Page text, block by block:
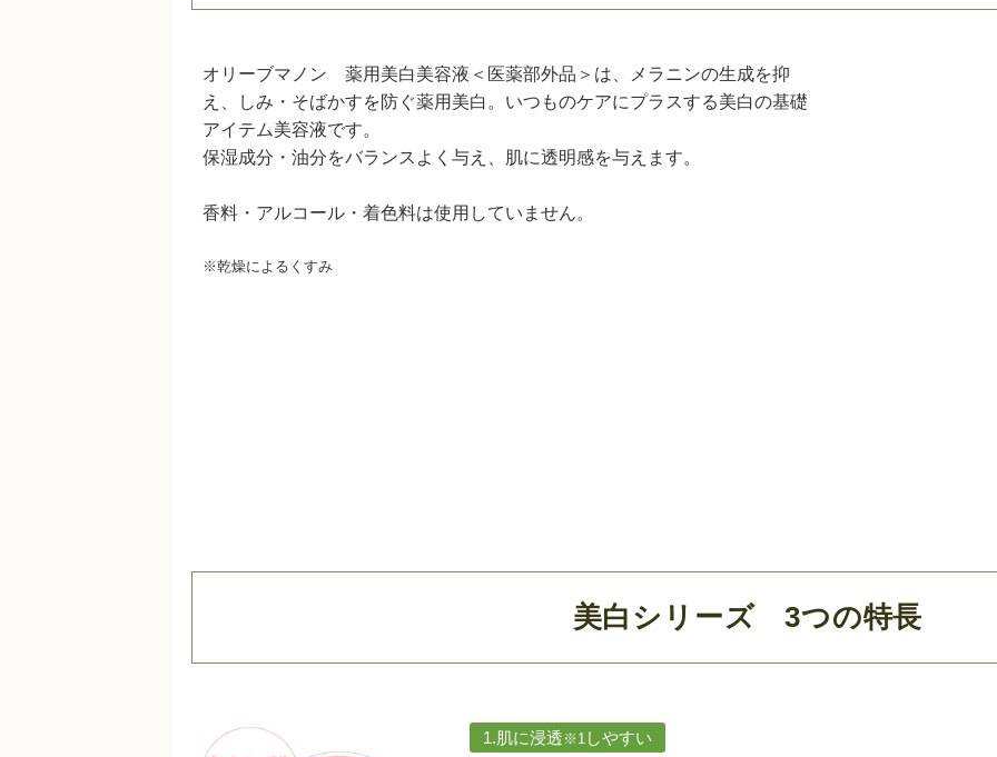
オリーブマノン 薬用美白美容液＜医薬部外品＞は、メラニンの生成を抑
え、しみ・そばかすを防ぐ薬用美白。いつものケアにプラスする美白の基礎
アイテム美容液です。
保湿成分・油分をバランスよく与え、肌に透明感を与えます。
香料・アルコール・着色料は使用していません。
※乾燥によるくすみ
美白シリーズ 3つの特長
1.肌に浸透 ※1 しやすい